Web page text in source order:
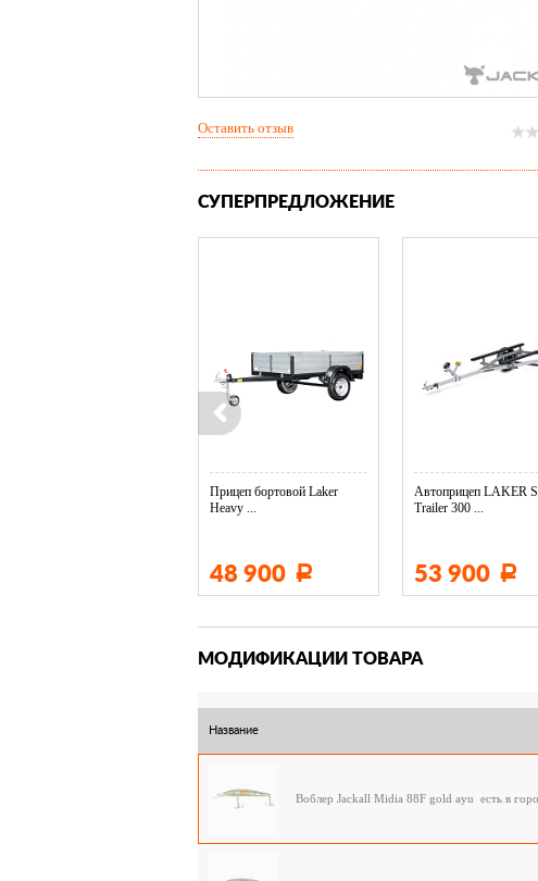
Оставить отзыв
СУПЕРПРЕДЛОЖЕНИЕ
Прицеп бортовой Laker
Heavy ...
48 900 Р
Автоприцеп LAKER
Trailer 300 ...
53 900 Р
МОДИФИКАЦИИ ТОВАРА
Название
Воблер Jackall Midia 88F gold ayu есть в